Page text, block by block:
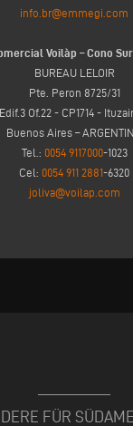
info.br@emmegi.com
Voilàp – Cono
BUREAU LELOIR
Pte. Peron 8725/31
Edif.3 Of.22 - CP1714 -
Buenos Aires –
Tel.: 0054 9117000-1023
Cel: 0054 911 2881-6320
joliva@voilap.com
FÜR